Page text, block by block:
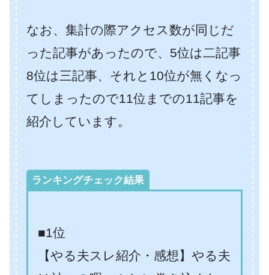
なお、集計の際アクセス数が同じだ
った記事があったので、5位は二記事
8位は三記事、それと10位が無くなっ
てしまったので11位までの11記事を
紹介しています。
ランキングチェック結果
■1位
【やる夫スレ紹介・感想】やる夫